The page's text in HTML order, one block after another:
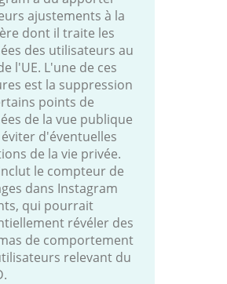
ajustements à la
dont il traite les
des utilisateurs au
l'UE. L'une de ces
est la suppression
points de
de la vue publique
d'éventuelles
de la vie privée.
le compteur de
dans Instagram
qui pourrait
révéler des
de comportement
relevant du